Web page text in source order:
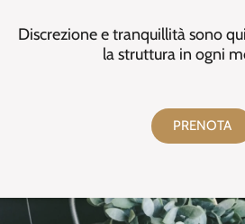
Discrezione e tranquillità sono
la struttura in ogni
PRENOTA